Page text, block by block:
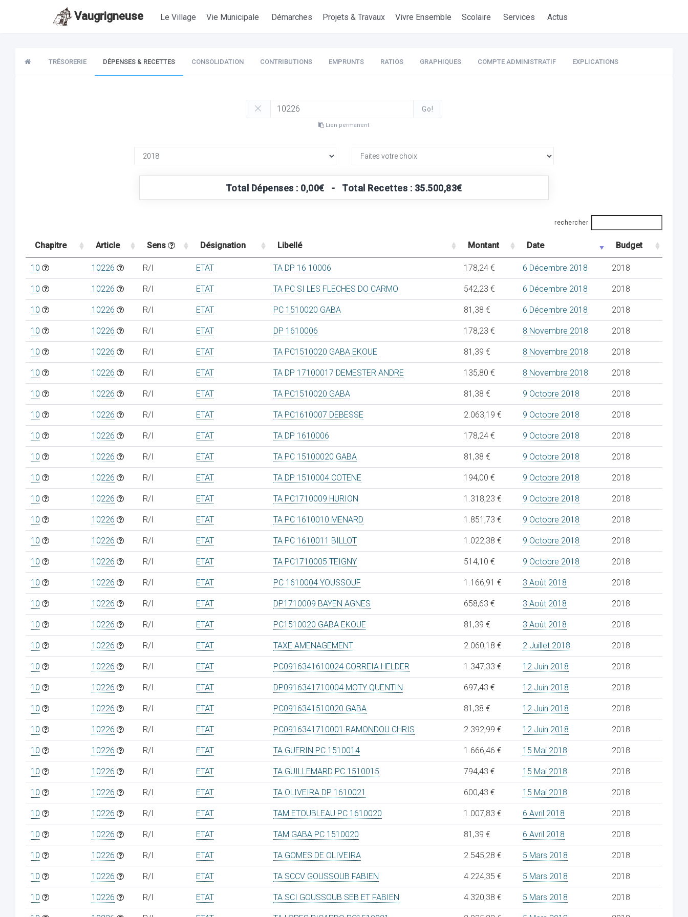
Vaugrigneuse Le Village Vie Municipale Démarches Projets & Travaux Vivre Ensemble Scolaire Services Actus
TRÉSORERIE DÉPENSES & RECETTES CONSOLIDATION CONTRIBUTIONS EMPRUNTS RATIOS GRAPHIQUES COMPTE ADMINISTRATIF EXPLICATIONS
Go!
Lien permanent
Total Dépenses : 0,00€ - Total Recettes : 35.500,83€
rechercher
Chapitre Article Sens Désignation Libellé Montant Date Budget
10 10226 R/I ETAT TA DP 16 10006 178,24 € 6 Décembre 2018 2018
10 10226 R/I ETAT TA PC SI LES FLECHES DO CARMO 542,23 € 6 Décembre 2018 2018
10 10226 R/I ETAT PC 1510020 GABA 81,38 € 6 Décembre 2018 2018
10 10226 R/I ETAT DP 1610006 178,23 € 8 Novembre 2018 2018
10 10226 R/I ETAT TA PC1510020 GABA EKOUE 81,39 € 8 Novembre 2018 2018
10 10226 R/I ETAT TA DP 17100017 DEMESTER ANDRE 135,80 € 8 Novembre 2018 2018
10 10226 R/I ETAT TA PC1510020 GABA 81,38 € 9 Octobre 2018 2018
10 10226 R/I ETAT TA PC1610007 DEBESSE 2.063,19 € 9 Octobre 2018 2018
10 10226 R/I ETAT TA DP 1610006 178,24 € 9 Octobre 2018 2018
10 10226 R/I ETAT TA PC 15100020 GABA 81,38 € 9 Octobre 2018 2018
10 10226 R/I ETAT TA DP 1510004 COTENE 194,00 € 9 Octobre 2018 2018
10 10226 R/I ETAT TA PC1710009 HURION 1.318,23 € 9 Octobre 2018 2018
10 10226 R/I ETAT TA PC 1610010 MENARD 1.851,73 € 9 Octobre 2018 2018
10 10226 R/I ETAT TA PC 1610011 BILLOT 1.022,38 € 9 Octobre 2018 2018
10 10226 R/I ETAT TA PC1710005 TEIGNY 514,10 € 9 Octobre 2018 2018
10 10226 R/I ETAT PC 1610004 YOUSSOUF 1.166,91 € 3 Août 2018 2018
10 10226 R/I ETAT DP1710009 BAYEN AGNES 658,63 € 3 Août 2018 2018
10 10226 R/I ETAT PC1510020 GABA EKOUE 81,39 € 3 Août 2018 2018
10 10226 R/I ETAT TAXE AMENAGEMENT 2.060,18 € 2 Juillet 2018 2018
10 10226 R/I ETAT PC0916341610024 CORREIA HELDER 1.347,33 € 12 Juin 2018 2018
10 10226 R/I ETAT DP0916341710004 MOTY QUENTIN 697,43 € 12 Juin 2018 2018
10 10226 R/I ETAT PC0916341510020 GABA 81,38 € 12 Juin 2018 2018
10 10226 R/I ETAT PC0916341710001 RAMONDOU CHRIS 2.392,99 € 12 Juin 2018 2018
10 10226 R/I ETAT TA GUERIN PC 1510014 1.666,46 € 15 Mai 2018 2018
10 10226 R/I ETAT TA GUILLEMARD PC 1510015 794,43 € 15 Mai 2018 2018
10 10226 R/I ETAT TA OLIVEIRA DP 1610021 600,43 € 15 Mai 2018 2018
10 10226 R/I ETAT TAM ETOUBLEAU PC 1610020 1.007,83 € 6 Avril 2018 2018
10 10226 R/I ETAT TAM GABA PC 1510020 81,39 € 6 Avril 2018 2018
10 10226 R/I ETAT TA GOMES DE OLIVEIRA 2.545,28 € 5 Mars 2018 2018
10 10226 R/I ETAT TA SCCV GOUSSOUB FABIEN 4.224,35 € 5 Mars 2018 2018
10 10226 R/I ETAT TA SCI GOUSSOUB SEB ET FABIEN 4.320,38 € 5 Mars 2018 2018